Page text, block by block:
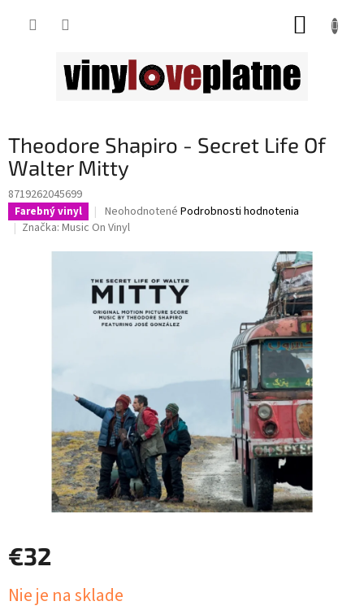
Theodore Shapiro - Secret Life Of
Walter Mitty
8719262045699
Farebný vinyl
Priemerné
hodnotenie
je
z
5
hviezdičiek.
Neohodnotené Podrobnosti hodnotenia
Značka: Music On Vinyl
€32
cena:
Nie je na sklade